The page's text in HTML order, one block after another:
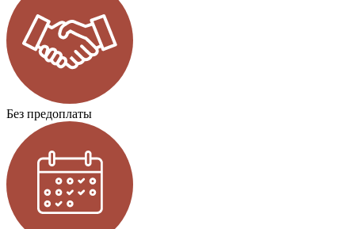
Без предоплаты